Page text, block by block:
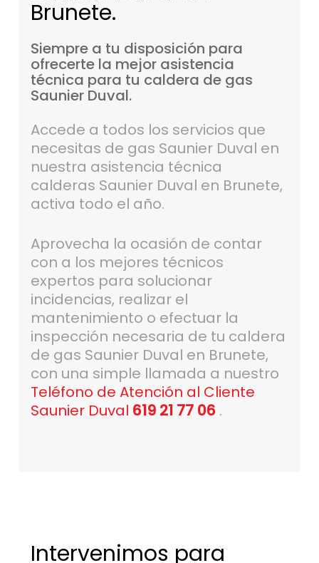
Brunete.
Siempre a tu disposición para
ofrecerte la mejor asistencia
técnica para tu caldera de gas
Saunier Duval.
Accede a todos los servicios que
necesitas de gas Saunier Duval en
nuestra asistencia técnica
calderas Saunier Duval en Brunete,
activa todo el año.
Aprovecha la ocasión de contar
con a los mejores técnicos
expertos para solucionar
incidencias, realizar el
mantenimiento o efectuar la
inspección necesaria de tu caldera
de gas Saunier Duval en Brunete,
con una simple llamada a nuestro
Teléfono de Atención al Cliente
Saunier Duval 619 21 77 06 .
Intervenimos para